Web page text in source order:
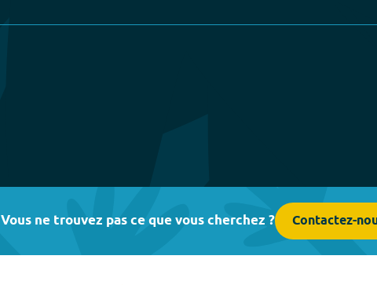
Vous ne trouvez pas ce que vous cherchez ? Contactez-